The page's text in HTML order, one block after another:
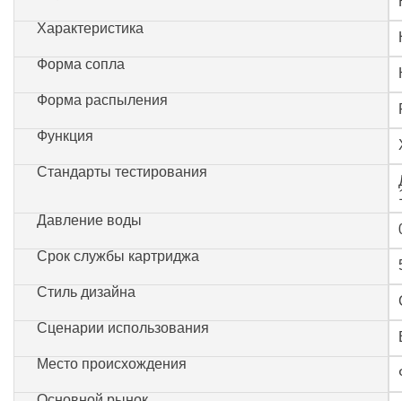
Характеристика
Форма сопла
Форма распыления
Функция
Стандарты тестирования
Давление воды
Срок службы картриджа
Стиль дизайна
Сценарии использования
Место происхождения